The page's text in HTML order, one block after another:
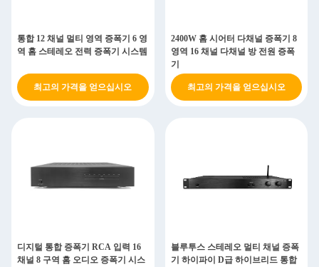
통합 12 채널 멀티 영역 증폭기 6 영
역 홈 스테레오 전력 증폭기 시스템
최고의 가격을 얻으십시오
2400W 홈 시어터 다채널 증폭기 8
영역 16 채널 다채널 방 전원 증폭
기
최고의 가격을 얻으십시오
디지털 통합 증폭기 RCA 입력 16
채널 8 구역 홈 오디오 증폭기 시스
블루투스 스테레오 멀티 채널 증폭
기 하이파이 D급 하이브리드 통합